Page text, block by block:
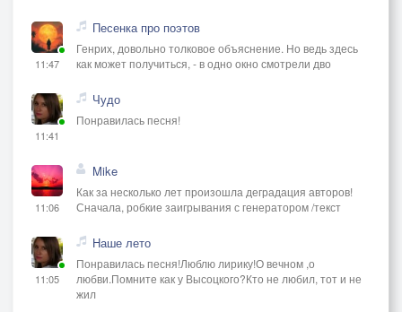
11:47
Песенка про поэтов
Генрих, довольно толковое объяснение. Но ведь здесь
как может получиться, - в одно окно смотрели дво
11:41
Чудо
Понравилась песня!
11:06
Mike
Как за несколько лет произошла деградация авторов!
Сначала, робкие заигрывания с генератором /текст
11:05
Наше лето
Понравилась песня!Люблю лирику!О вечном ,о
любви.Помните как у Высоцкого?Кто не любил, тот и не
жил